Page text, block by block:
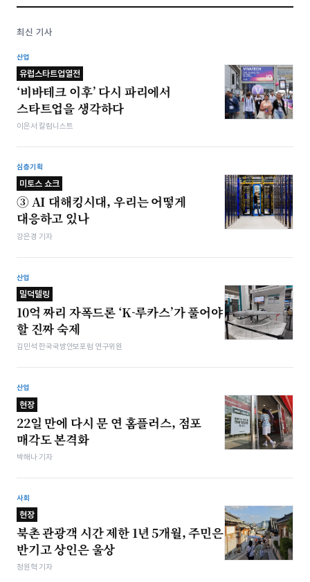
최신 기사
산업
유럽스타트업열전
‘비바테크 이후’ 다시 파리에서
스타트업을 생각하다
이은서 칼럼니스트
심층기획
미토스 쇼크
③ AI 대해킹시대, 우리는 어떻게
대응하고 있나
강은경 기자
산업
밀덕텔링
10억 짜리 자폭드론 ‘K-루카스’가 풀어야
할 진짜 숙제
김민석 한국국방안보포럼 연구위원
산업
현장
22일 만에 다시 문 연 홈플러스, 점포
매각도 본격화
박해나 기자
사회
현장
북촌 관광객 시간 제한 1년 5개월, 주민은
반기고 상인은 울상
정원혁 기자